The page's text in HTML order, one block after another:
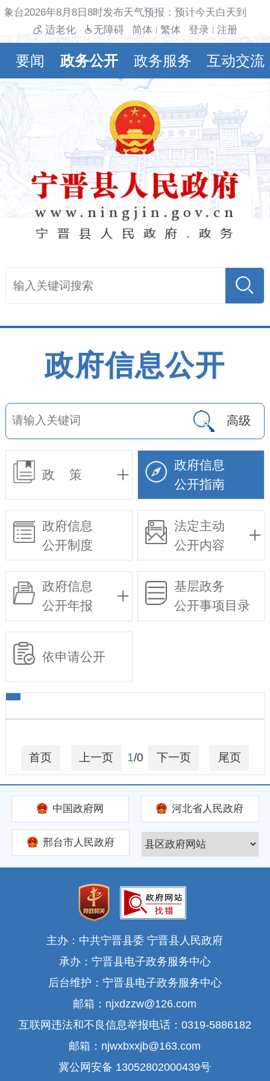
台2026年8月8日8时发布天气预报：预计今天白天到夜
适老化
无障碍 简体 繁体 登录 注册
要闻 政务公开 政务服务 互动交流
政府信息公开
高级
政 策
政府信息
公开指南
政府信息
公开制度
法定主动
公开内容
政府信息
公开年报
基层政务
公开事项目录
依申请公开
首页 上一页 1/0 下一页 尾页
中国政府网 河北省人民政府
邢台市人民政府
主办：中共宁晋县委 宁晋县人民政府
承办：宁晋县电子政务服务中心
后台维护：宁晋县电子政务服务中心
邮箱：njxdzzw@126.com
互联网违法和不良信息举报电话：0319-5886182
邮箱：njwxbxxjb@163.com
冀公网安备 13052802000439号